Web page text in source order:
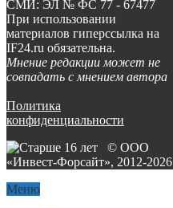
СМИ: ЭЛ № ФС 77 - 67477
При использовании
материалов гиперссылка на
IF24.ru обязательна.
Мнение редакции может не
совпадать с мнением автора
Политика
конфиденциальности
© ООО
«Инвест-Форсайт», 2012-2026
Меню